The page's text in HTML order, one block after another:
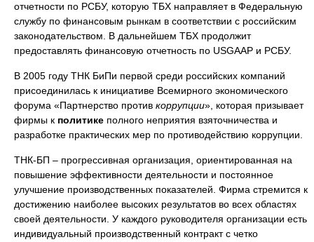
отчетности по РСБУ, которую ТБХ направляет в Федеральную
службу по финансовым рынкам в соответствии с российским
законодательством. В дальнейшем ТБХ продолжит
предоставлять финансовую отчетность по USGAAP и РСБУ.
В 2005 году ТНК БиПи первой среди российских компаний
присоединилась к инициативе Всемирного экономического
форума «Партнерство против коррупции», которая призывает
фирмы к политике полного неприятия взяточничества и
разработке практических мер по противодействию коррупции.
ТНК-БП – прогрессивная организация, ориентированная на
повышение эффективности деятельности и постоянное
улучшение производственных показателей. Фирма стремится к
достижению наиболее высоких результатов во всех областях
своей деятельности. У каждого руководителя организации есть
индивидуальный производственный контракт с четко